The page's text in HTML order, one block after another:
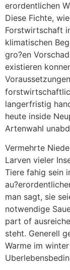
erordentlichen
Diese Fichte,
Forstwirtschaft
klimatischen
gro?en
existieren
Voraussetzungen
langerfristig
heute inside
Artenwahl
Vermehrte
Larven vieler
Tiere fahig sein
man sagt, sie
notwendige
part of
steht. Generell
Warme im